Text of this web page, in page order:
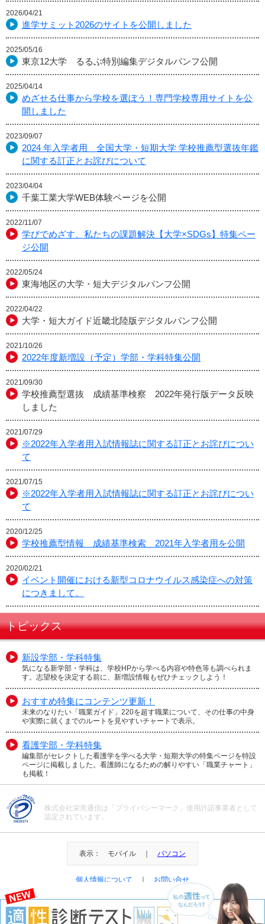
2026/04/21
進学サミット2026のサイトを公開しました
2025/05/16
東京12大学 るるぶ特別編集デジタルパンフ公開
2025/04/14
めざせる仕事から学校を選ぼう！専門学校専用サイトを公
開しました
2023/09/07
2024 年入学者用 全国大学・短期大学 学校推薦型選抜年鑑
に関する訂正とお詫びについて
2023/04/04
千葉工業大学WEB体験ページを公開
2022/11/07
学びでめざす、私たちの課題解決【大学×SDGs】特集ペー
ジ公開
2022/05/24
東海地区の大学・短大デジタルパンフ公開
2022/04/22
大学・短大ガイド近畿北陸版デジタルパンフ公開
2021/10/26
2022年度新増設（予定）学部・学科特集公開
2021/09/30
学校推薦型選抜 成績基準検察 2022年発行版データ反映
しました
2021/07/29
※2022年入学者用入試情報誌に関する訂正とお詫びについ
て
2021/07/15
※2022年入学者用入試情報誌に関する訂正とお詫びについ
て
2020/12/25
学校推薦型情報 成績基準検索 2021年入学者用を公開
2020/02/21
イベント開催における新型コロナウイルス感染症への対策
につきまして。
トピックス
新設学部・学科特集
気になる新学部・学科は、学校HPから学べる内容や特色等も調べられま
す。志望校を決定する前に、新増設情報もぜひチェックしよう！
おすすめ特集にコンテンツ更新！
未来のなりたい「職業ガイド」220を超す職業について、その仕事の中身
や実際に就くまでのルートを見やすいチャートで表示。
看護学部・学科特集
編集部がセレクトした看護学を学べる大学・短期大学の特集ページを特設
ページに掲載しました。看護師になるための解りやすい「職業チャート」
も掲載！
株式会社栄美通信は「プライバシーマーク」使用許諾事業者として
認定されています。
表示： モバイル ｜ パソコン
個人情報について お問い合せ
＠Eibi Tsushin All Right Reserved.